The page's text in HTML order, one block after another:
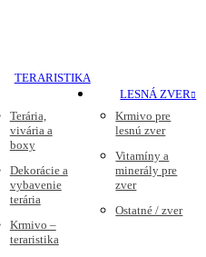
TERARISTIKA
Terária,
vivária a
boxy
Dekorácie a
vybavenie
terária
Krmivo –
teraristika
LESNÁ ZVER
Krmivo pre
lesnú zver
Vitamíny a
minerály pre
zver
Ostatné / zver